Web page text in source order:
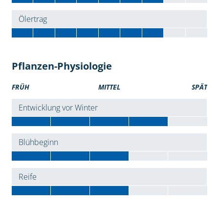
Ölertrag
Pflanzen-Physiologie
FRÜH MITTEL SPÄT
Entwicklung vor Winter
Blühbeginn
Reife